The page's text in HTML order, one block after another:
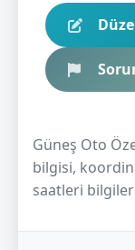
Güneş Oto
bilgisi,
saatleri